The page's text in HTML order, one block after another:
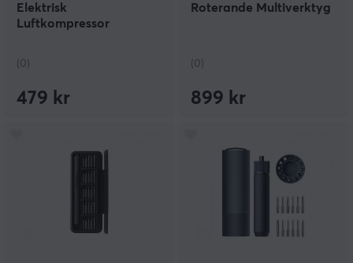
Elektrisk
Luftkompressor
(0)
479 kr
Roterande Multiverktyg
(0)
899 kr